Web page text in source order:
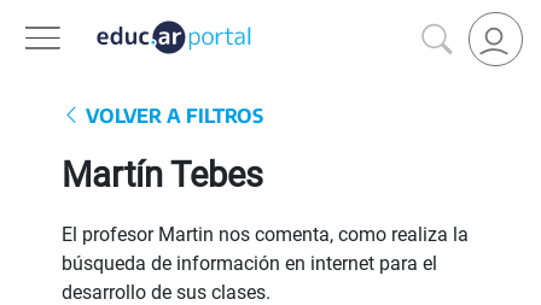
VOLVER A FILTROS
Martín Tebes
El profesor Martin nos comenta, como realiza la
búsqueda de información en internet para el
desarrollo de sus clases.